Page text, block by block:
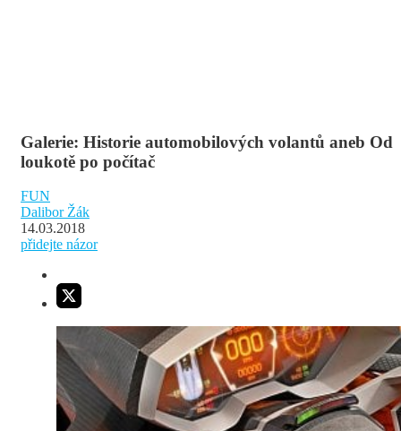
Galerie: Historie automobilových volantů aneb Od
loukotě po počítač
FUN
Dalibor Žák
14.03.2018
přidejte názor